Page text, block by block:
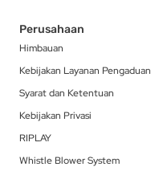
Perusahaan
Himbauan
Kebijakan Layanan Pengaduan
Syarat dan Ketentuan
Kebijakan Privasi
RIPLAY
Whistle Blower System